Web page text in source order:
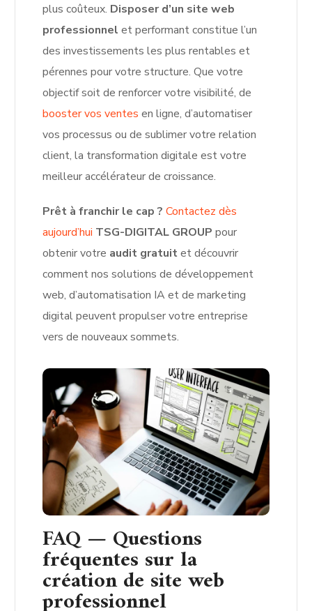
plus coûteux. Disposer d’un site web
professionnel et performant constitue l’un
des investissements les plus rentables et
pérennes pour votre structure. Que votre
objectif soit de renforcer votre visibilité, de
booster vos ventes en ligne, d’automatiser
vos processus ou de sublimer votre relation
client, la transformation digitale est votre
meilleur accélérateur de croissance.
Prêt à franchir le cap ? Contactez dès
aujourd’hui TSG-DIGITAL GROUP pour
obtenir votre audit gratuitet découvrir
comment nos solutions de développement
web, d’automatisation IA et de marketing
digital peuvent propulser votre entreprise
vers de nouveaux sommets.
FAQ — Questions
fréquentes sur la
création de site web
professionnel